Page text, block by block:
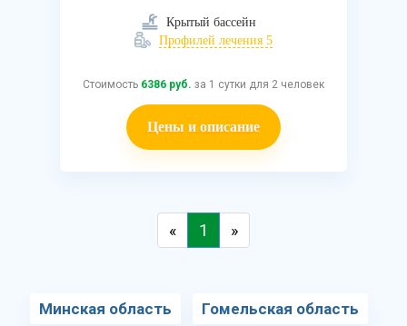
Крытый бассейн
Профилей лечения 5
Стоимость 6386 руб. за 1 сутки для 2 человек
Цены и описание
« 1 »
Минская область Гомельская область